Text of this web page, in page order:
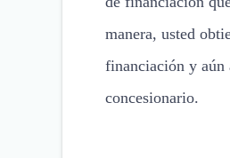
manera, usted
financiación y aún
concesionario.